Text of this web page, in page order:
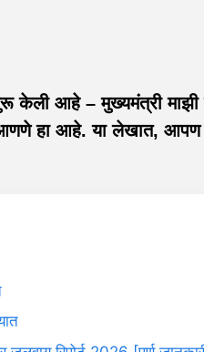
केली आहे – मुख्यमंत्री
हा आहे. या लेखात, आपण